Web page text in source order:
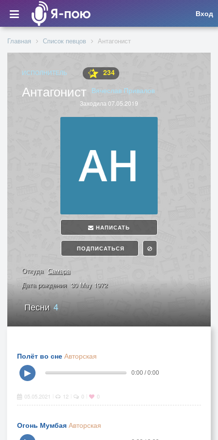
Вход
Главная Список певцов Антагонист
ИСПОЛНИТЕЛЬ 234
Антагонист Вячеслав Привалов
Заходила 07.05.2019
НАПИСАТЬ
ПОДПИСАТЬСЯ
Откуда Самара
Дата рождения 30 May 1972
Песни4
Полёт во сне Авторская
▶
0:00 / 0:00
05.05.2021 12 0 0
Огонь Мумбая Авторская